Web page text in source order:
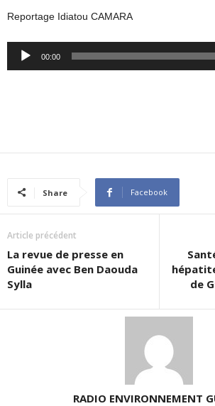
Reportage Idiatou CAMARA
Audio
00:00
Share Facebook
Article précédent
La revue de presse en
Guinée avec Ben Daouda
Sylla
de
RADIO ENVIRONNEMENT